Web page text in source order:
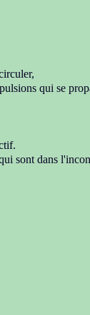
qui se
sont dans